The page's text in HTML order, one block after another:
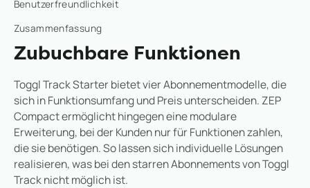
Benutzerfreundlichkeit
Zusammenfassung
Zubuchbare Funktionen
Toggl Track Starter bietet vier Abonnementmodelle, die
sich in Funktionsumfang und Preis unterscheiden. ZEP
Compact ermöglicht hingegen eine modulare
Erweiterung, bei der Kunden nur für Funktionen zahlen,
die sie benötigen. So lassen sich individuelle Lösungen
realisieren, was bei den starren Abonnements von Toggl
Track nicht möglich ist.